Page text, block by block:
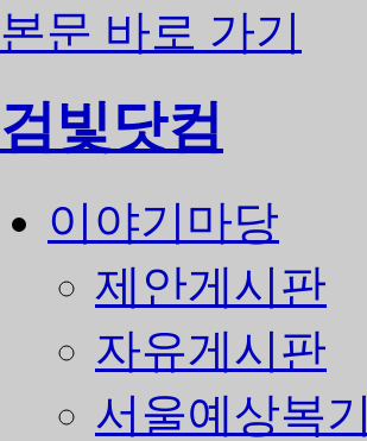
본문 바로 가기
검빛닷컴
이야기마당
제안게시판
자유게시판
서울예상복기